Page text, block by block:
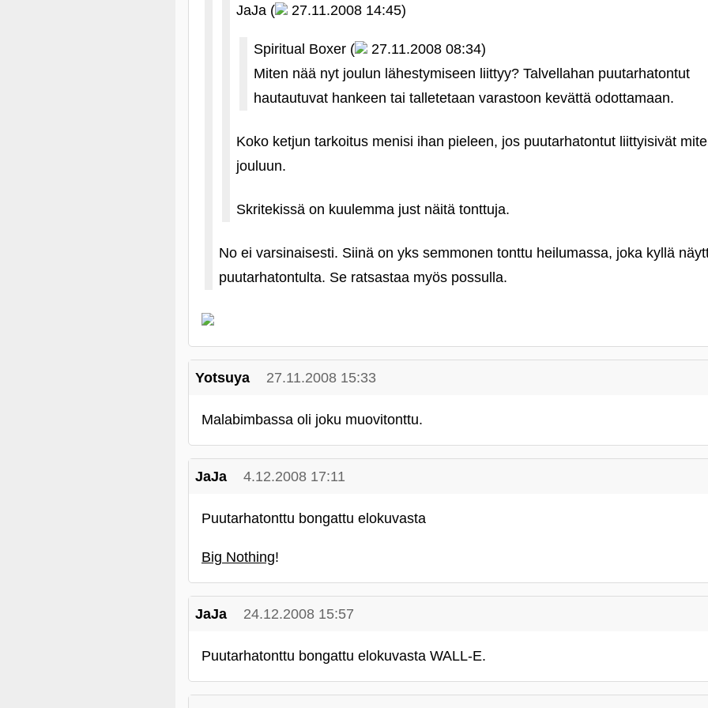
JaJa ( 27.11.2008 14:45)
Spiritual Boxer (
27.11.2008 08:34)
Miten nää nyt joulun lähestymiseen liittyy? Talvellahan puutarhatontut
hautautuvat hankeen tai talletetaan varastoon kevättä odottamaan.
Koko ketjun tarkoitus menisi ihan pieleen, jos puutarhatontut liittyisivät
jouluun.
Skritekissä on kuulemma just näitä tonttuja.
No ei varsinaisesti. Siinä on yks semmonen tonttu heilumassa, joka kyllä
puutarhatontulta. Se ratsastaa myös possulla.
Yotsuya 27.11.2008 15:33
Malabimbassa oli joku muovitonttu.
JaJa 4.12.2008 17:11
Puutarhatonttu bongattu elokuvasta
Big Nothing!
JaJa 24.12.2008 15:57
Puutarhatonttu bongattu elokuvasta WALL-E.